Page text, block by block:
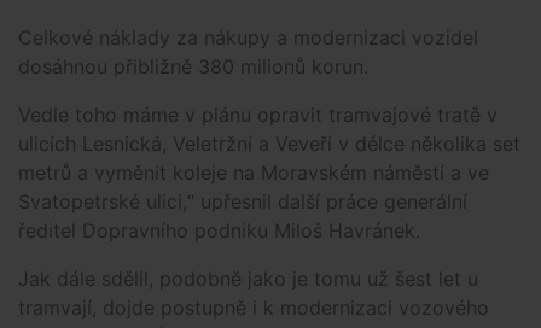
Celkové náklady za nákupy a modernizaci vozidel
dosáhnou přibližně 380 milionů korun.
Vedle toho máme v plánu opravit tramvajové tratě v
ulicích Lesnická, Veletržní a Veveří v délce několika set
metrů a vyměnit koleje na Moravském náměstí a ve
Svatopetrské ulici,“ upřesnil další práce generální
ředitel Dopravního podniku Miloš Havránek.
Jak dále sdělil, podobně jako je tomu už šest let u
tramvají, dojde postupně i k modernizaci vozového